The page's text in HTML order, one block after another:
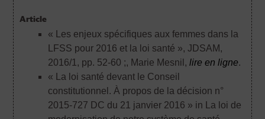
Article
« Les enjeux spécifiques aux femmes dans la
LFSS pour 2016 et la loi santé », JDSAM,
2016/1, pp. 52-60 ;, Marie Mesnil,lire en ligne.
« La loi santé devant le Conseil
constitutionnel. À propos de la décision n°
2015-727 DC du 21 janvier 2016 » in La loi de